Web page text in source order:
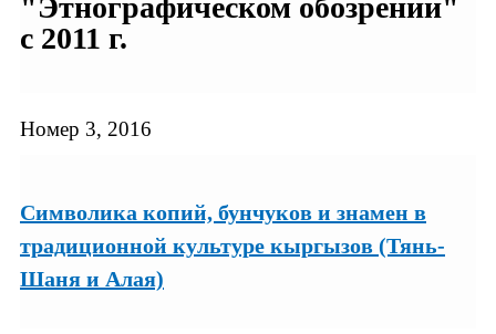
"Этнографическом обозрении"
с 2011 г.
Номер 3, 2016
Символика копий, бунчуков и знамен в
традиционной культуре кыргызов (Тянь-
Шаня и Алая)